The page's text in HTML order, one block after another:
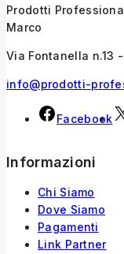
Prodotti
Marco
Via Fontanella n.13
info@prodotti-
Facebook
Informazioni
Chi Siamo
Dove Siamo
Pagamenti
Link Partner